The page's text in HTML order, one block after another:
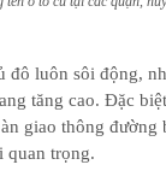
luôn sôi động,
tăng cao. Đặc
giao thông
quan trọng.